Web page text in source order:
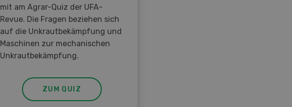
mit am Agrar-Quiz der UFA-
Revue. Die Fragen beziehen sich
auf die Unkrautbekämpfung und
Maschinen zur mechanischen
Unkrautbekämpfung.
ZUM QUIZ